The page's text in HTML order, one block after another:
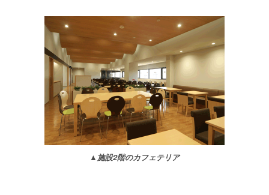
▲施設2階のカフェテリア